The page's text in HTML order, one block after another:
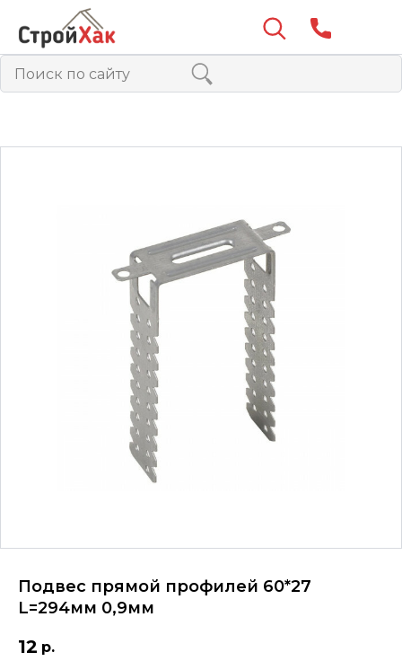
Подвес прямой профилей 60*27
L=294мм 0,9мм
12 р.